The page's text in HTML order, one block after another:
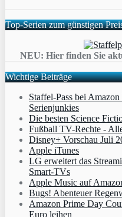
Top-Serien zum günstigen
NEU: Hier finden Sie
Wichtige Beiträge
Staffel-Pass bei
Serienjunkies
Die besten Science
Fußball TV-Rechte -
Disney+ Vorschau Juli
Apple iTunes
LG erweitert das
Smart-TVs
Apple Music auf
Bugs! Abenteuer
Amazon Prime Day
Euro leihen